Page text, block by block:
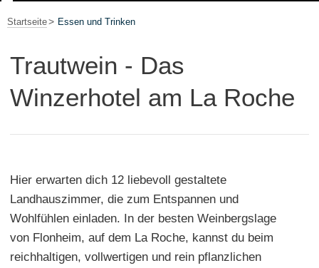
Startseite Essen und Trinken
Trautwein - Das
Winzerhotel am La Roche
Hier erwarten dich 12 liebevoll gestaltete
Landhauszimmer, die zum Entspannen und
Wohlfühlen einladen. In der besten Weinbergslage
von Flonheim, auf dem La Roche, kannst du beim
reichhaltigen, vollwertigen und rein pflanzlichen